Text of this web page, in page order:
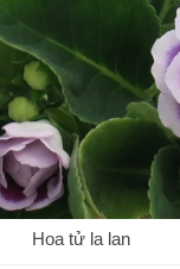
Hoa tử la lan